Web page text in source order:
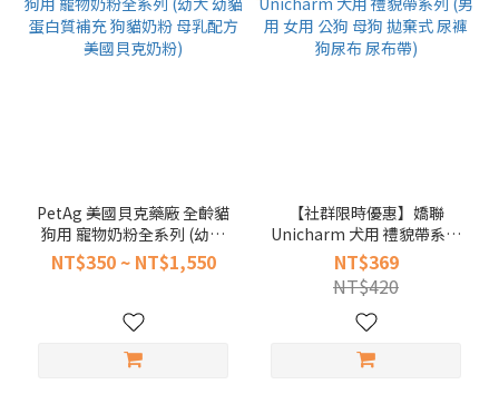
PetAg 美國貝克藥廠 全齡貓
狗用 寵物奶粉全系列 (幼犬
幼貓 蛋白質補充 狗貓奶粉 母
乳配方 美國貝克奶粉)
NT$350 ~ NT$1,550
【社群限時優惠】嬌聯
Unicharm 犬用 禮貌帶系列
(男用 女用 公狗 母狗 拋棄式
尿褲 狗尿布 尿布帶)
NT$369
NT$420